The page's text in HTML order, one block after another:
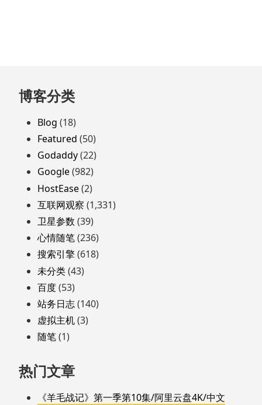
跳
至
页
脚
博客分类
Blog (18)
Featured (50)
Godaddy(22)
Google(982)
HostEase(2)
互联网观察 (1,331)
卫星参数 (39)
心情随笔(236)
搜索引擎(618)
未分类(43)
百度(53)
站务日志(140)
虚拟主机(3)
随笔(1)
热门文章
《羊毛战记》第一季第10集/阿里云盘4K/中文